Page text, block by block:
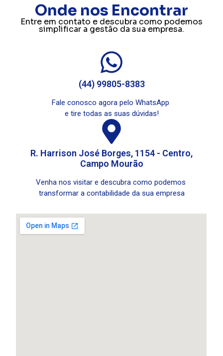
Onde nos Encontrar
Entre em contato e descubra como podemos
simplificar a gestão da sua empresa.
(44) 99805-8383
Fale conosco agora pelo WhatsApp
e tire todas as suas dúvidas!
R. Harrison José Borges, 1154 - Centro,
Campo Mourão
Venha nos visitar e descubra como podemos
transformar a contabilidade da sua empresa